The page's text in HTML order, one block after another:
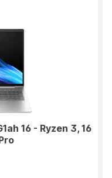
16 - Ryzen 3, 16